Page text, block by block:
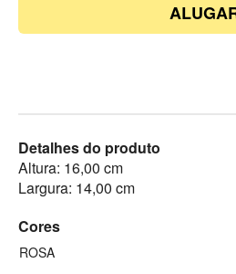
Detalhes do produto
Altura: 16,00 cm
Largura: 14,00 cm
Cores
ROSA